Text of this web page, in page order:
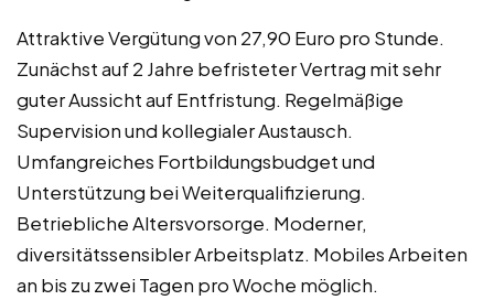
Attraktive Vergütung von 27,90 Euro pro Stunde.
Zunächst auf 2 Jahre befristeter Vertrag mit sehr
guter Aussicht auf Entfristung. Regelmäßige
Supervision und kollegialer Austausch.
Umfangreiches Fortbildungsbudget und
Unterstützung bei Weiterqualifizierung.
Betriebliche Altersvorsorge. Moderner,
diversitätssensibler Arbeitsplatz. Mobiles Arbeiten
an bis zu zwei Tagen pro Woche möglich.